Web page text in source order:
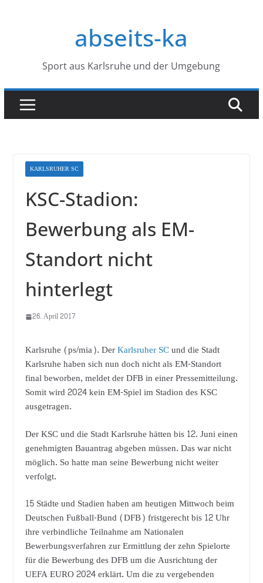
abseits-ka
Sport aus Karlsruhe und der Umgebung
KARLSRUHER SC
KSC-Stadion:
Bewerbung als EM-
Standort nicht
hinterlegt
26. April 2017
Karlsruhe (ps/mia). DerKarlsruher SCund die Stadt
Karlsruhe haben sich nun doch nicht als EM-Standort
final beworben, meldet der DFB in einer Pressemitteilung.
Somit wird 2024 kein EM-Spiel im Stadion des KSC
ausgetragen.
Der KSC und die Stadt Karlsruhe hätten bis 12. Juni einen
genehmigten Bauantrag abgeben müssen. Das war nicht
möglich. So hatte man seine Bewerbung nicht weiter
verfolgt.
15 Städte und Stadien haben am heutigen Mittwoch beim
Deutschen Fußball-Bund (DFB) fristgerecht bis 12 Uhr
ihre verbindliche Teilnahme am Nationalen
Bewerbungsverfahren zur Ermittlung der zehn Spielorte
für die Bewerbung des DFB um die Ausrichtung der
UEFA EURO 2024 erklärt. Um die zu vergebenden